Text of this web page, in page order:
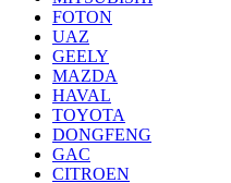
FOTON
UAZ
GEELY
MAZDA
HAVAL
TOYOTA
DONGFENG
GAC
CITROEN